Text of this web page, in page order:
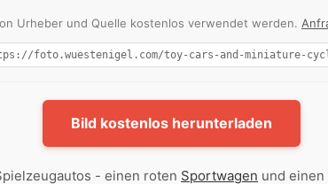
Urheber und Quelle kostenlos verwendet werden.
Bild kostenlos herunterladen
- einen roten Sportwagen und